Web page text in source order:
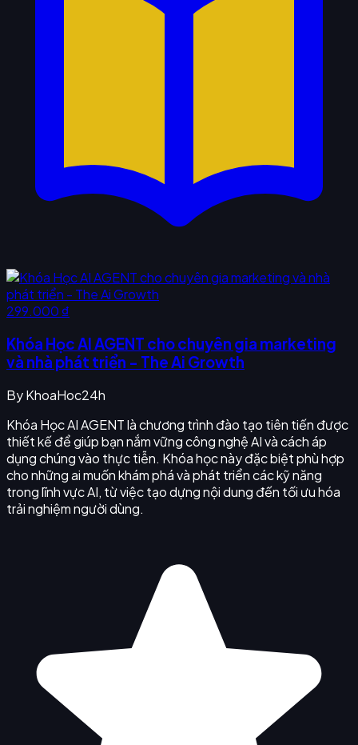
299.000 ₫
Khóa Học AI AGENT cho chuyên gia marketing
và nhà phát triển - The Ai Growth
ByKhoaHoc24h
Khóa Học AI AGENT là chương trình đào tạo tiên tiến được
thiết kế để giúp bạn nắm vững công nghệ AI và cách áp
dụng chúng vào thực tiễn. Khóa học này đặc biệt phù hợp
cho những ai muốn khám phá và phát triển các kỹ năng
trong lĩnh vực AI, từ việc tạo dựng nội dung đến tối ưu hóa
trải nghiệm người dùng.